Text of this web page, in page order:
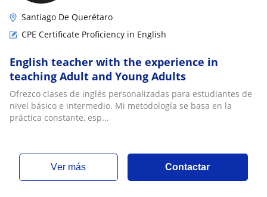
Santiago De Querétaro
CPE Certificate Proficiency in English
English teacher with the experience in
teaching Adult and Young Adults
Ofrezco clases de inglés personalizadas para estudiantes de
nivel básico e intermedio. Mi metodología se basa en la
práctica constante, esp...
ver más Contactar